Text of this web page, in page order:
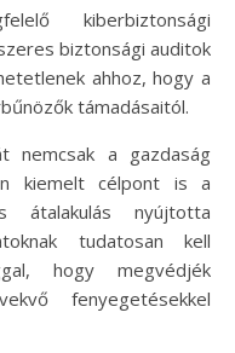
kiberbiztonsági
biztonsági auditok
ahhoz, hogy a
támadásaitól.
nemcsak a gazdaság
kiemelt célpont is a
átalakulás nyújtotta
tudatosan kell
hogy megvédjék
fenyegetésekkel